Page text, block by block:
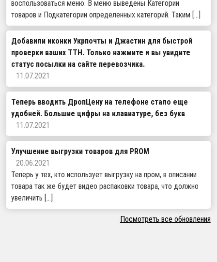
воспользоваться меню. В меню выведены Категории
товаров и Подкатегории определенных категорий. Таким […]
Добавили иконки Укрпочты и Джастин для быстрой
проверки ваших ТТН. Только нажмите и вы увидите
статус посылки на сайте перевозчика.
11.07.2021
Теперь вводить ДропЦену на телефоне стало еще
удобней. Большие цифры на клавиатуре, без букв
11.07.2021
Улучшение выгрузки товаров для PROM
20.06.2021
Теперь у тех, кто использует выгрузку на пром, в описании
товара так же будет видео распаковки товара, что должно
увеличить […]
Посмотреть все обновления